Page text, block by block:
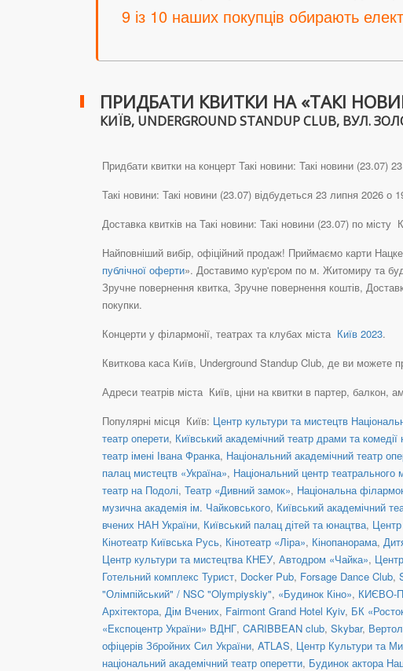
9 із 10 наших покупців обирають
ПРИДБАТИ КВИТКИ НА «ТАКІ
КИЇВ, UNDERGROUND STANDUP CLUB, ВУЛ.
Придбати квитки на концерт Такі новини: Такі новини (23.07)
Такі новини: Такі новини (23.07) відбудеться 23 липня 2026
Доставка квитків на Такі новини: Такі новини (23.07) по
Найповніший вибір, офіційний продаж! Приймаємо карти
публічної оферти». Доставимо кур'єром по м. Житомиру та
Зручне повернення квитка, Зручне повернення коштів,
покупки.
Концерти у філармонії, театрах та клубах міста Київ 2023.
Квиткова каса Київ, Underground Standup Club, де ви можете
Адреси театрів міста Київ, ціни на квитки в партер, балкон,
Популярні місця Київ: Центр культури та мистецтв
театр оперети, Київський академічний театр драми та комедії
театр імені Івана Франка, Національний академічний театр
палац мистецтв «Україна», Національний центр
театр на Подолі, Театр «Дивний замок», Національна
музична академія ім. Чайковського, Київський академічний
вчених НАН України, Київський палац дітей та юнацтва,
Кінотеатр Київська Русь, Кінотеатр «Ліра», Кінопанорама,
Центр культури та мистецтва КНЕУ, Автодром «Чайка»,
Готельний комплекс Турист, Docker Pub, Forsage Dance Club,
"Олімпійський" / NSC "Olympiyskiy", «Будинок Кіно», КИЄВО-
Архітектора, Дім Вчених, Fairmont Grand Hotel Kyiv, БК
«Експоцентр України» ВДНГ, CARIBBEAN club, Skybar,
офіцерів Збройних Сил України, ATLAS, Центр Культури та
національний академічний театр оперетти, Будинок актора